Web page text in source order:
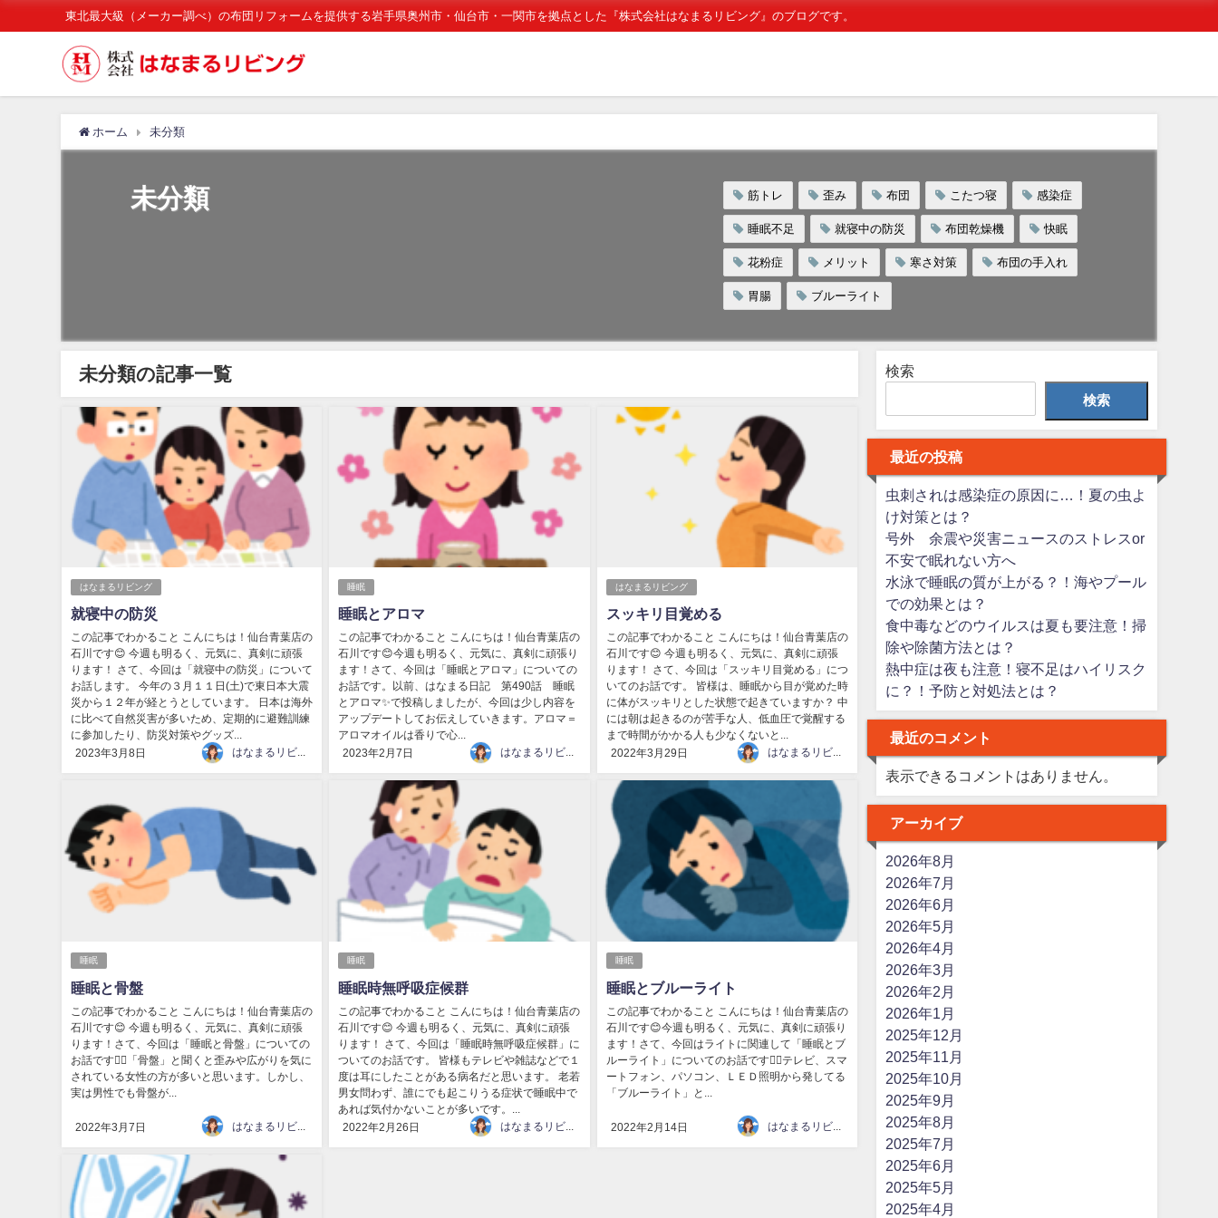
東北最大級（メーカー調べ）の布団リフォームを提供する岩手県奥州市・仙台市・一関市を拠点とした『株式会社はなまるリビング』のブログです。
ホーム 未分類
未分類 筋トレ 歪み 布団 こたつ寝 感染症
睡眠不足 就寝中の防災 布団乾燥機 快眠
花粉症 メリット 寒さ対策 布団の手入れ
胃腸 ブルーライト
未分類の記事一覧
はなまるリビング
就寝中の防災
この記事でわかること こんにちは！仙台青葉店の
石川です😊 今週も明るく、元気に、真剣に頑張
ります！ さて、今回は「就寝中の防災」について
お話します。 今年の３月１１日(土)で東日本大震
災から１２年が経とうとしています。 日本は海外
に比べて自然災害が多いため、定期的に避難訓練
に参加したり、防災対策やグッズ...
2023年3月8日
はなまるリビング
睡眠
睡眠とアロマ
この記事でわかること こんにちは！仙台青葉店の
石川です😊今週も明るく、元気に、真剣に頑張り
ます！さて、今回は「睡眠とアロマ」についての
お話です。以前、はなまる日記 第490話 睡眠
とアロマ✨で投稿しましたが、今回は少し内容を
アップデートしてお伝えしていきます。アロマ＝
アロマオイルは香りで心...
2023年2月7日
はなまるリビング
はなまるリビング
スッキリ目覚める
この記事でわかること こんにちは！仙台青葉店の
石川です😊 今週も明るく、元気に、真剣に頑張
ります！ さて、今回は「スッキリ目覚める」につ
いてのお話です。 皆様は、睡眠から目が覚めた時
に体がスッキリとした状態で起きていますか？ 中
には朝は起きるのが苦手な人、低血圧で覚醒する
まで時間がかかる人も少なくないと...
2022年3月29日
はなまるリビング
睡眠
睡眠と骨盤
この記事でわかること こんにちは！仙台青葉店の
石川です😊 今週も明るく、元気に、真剣に頑張
ります！さて、今回は「睡眠と骨盤」についての
お話です💁‍♀️「骨盤」と聞くと歪みや広がりを気に
されている女性の方が多いと思います。しかし、
実は男性でも骨盤が...
2022年3月7日
睡眠
睡眠時無呼吸症候群
この記事でわかること こんにちは！仙台青葉店の
石川です😊 今週も明るく、元気に、真剣に頑張
ります！ さて、今回は「睡眠時無呼吸症候群」に
ついてのお話です。 皆様もテレビや雑誌などで１
度は耳にしたことがある病名だと思います。 老若
男女問わず、誰にでも起こりうる症状で睡眠中で
あれば気付かないことが多いです。...
2022年2月26日
はなまるリビング
睡眠
睡眠とブルーライト
この記事でわかること こんにちは！仙台青葉店の
石川です😊今週も明るく、元気に、真剣に頑張り
ます！さて、今回はライトに関連して「睡眠とブ
ルーライト」についてのお話です💁‍♀️テレビ、スマ
ートフォン、パソコン、ＬＥＤ照明から発してる
「ブルーライト」と...
2022年2月14日 はなまるリビング
検索
検索
最近の投稿
虫刺されは感染症の原因に…！夏の虫よ
け対策とは？
号外 余震や災害ニュースのストレスor
不安で眠れない方へ
水泳で睡眠の質が上がる？！海やプール
での効果とは？
食中毒などのウイルスは夏も要注意！掃
除や除菌方法とは？
熱中症は夜も注意！寝不足はハイリスク
に？！予防と対処法とは？
最近のコメント
表示できるコメントはありません。
アーカイブ
2026年8月
2026年7月
2026年6月
2026年5月
2026年4月
2026年3月
2026年2月
2026年1月
2025年12月
2025年11月
2025年10月
2025年9月
2025年8月
2025年7月
2025年6月
2025年5月
2025年4月